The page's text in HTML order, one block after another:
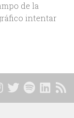
de la
intentar